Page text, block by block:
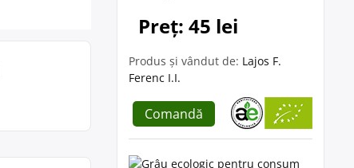
Preț: 45 lei
Produs și vândut de: Lajos F.
Ferenc I.I.
Comandă